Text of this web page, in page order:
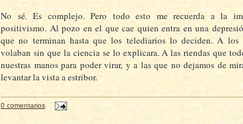
No sé. Es complejo. Pero todo esto me recuerda a la
positivismo. Al pozo en el que cae quien entra en una
que no terminan hasta que los telediarios lo deciden. A los
volaban sin que la ciencia se lo explicara. A las riendas que
nuestras manos para poder virar, y a las que no dejamos de
levantar la vista a estribor.
0 comentarios